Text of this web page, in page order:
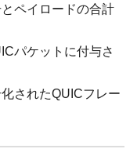
ペイロードの合計
パケットに付与さ
されたQUICフレー